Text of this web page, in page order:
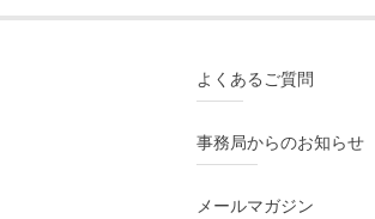
よくあるご質問
事務局からのお知らせ
メールマガジン